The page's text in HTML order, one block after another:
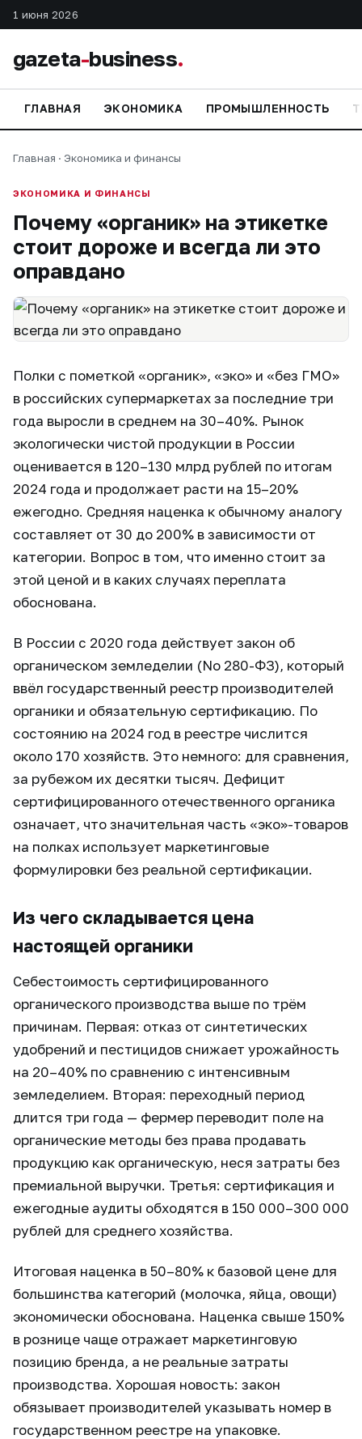
1 июня 2026
gazeta-business.
ГЛАВНАЯ ЭКОНОМИКА ПРОМЫШЛЕННОСТЬ
Главная · Экономика и финансы
ЭКОНОМИКА И ФИНАНСЫ
Почему «органик» на этикетке
стоит дороже и всегда ли это
оправдано
Полки с пометкой «органик», «эко» и «без ГМО»
в российских супермаркетах за последние три
года выросли в среднем на 30–40%. Рынок
экологически чистой продукции в России
оценивается в 120–130 млрд рублей по итогам
2024 года и продолжает расти на 15–20%
ежегодно. Средняя наценка к обычному аналогу
составляет от 30 до 200% в зависимости от
категории. Вопрос в том, что именно стоит за
этой ценой и в каких случаях переплата
обоснована.
В России с 2020 года действует закон об
органическом земледелии (No 280-ФЗ), который
ввёл государственный реестр производителей
органики и обязательную сертификацию. По
состоянию на 2024 год в реестре числится
около 170 хозяйств. Это немного: для сравнения,
за рубежом их десятки тысяч. Дефицит
сертифицированного отечественного органика
означает, что значительная часть «эко»-товаров
на полках использует маркетинговые
формулировки без реальной сертификации.
Из чего складывается цена
настоящей органики
Себестоимость сертифицированного
органического производства выше по трём
причинам. Первая: отказ от синтетических
удобрений и пестицидов снижает урожайность
на 20–40% по сравнению с интенсивным
земледелием. Вторая: переходный период
длится три года — фермер переводит поле на
органические методы без права продавать
продукцию как органическую, неся затраты без
премиальной выручки. Третья: сертификация и
ежегодные аудиты обходятся в 150 000–300 000
рублей для среднего хозяйства.
Итоговая наценка в 50–80% к базовой цене для
большинства категорий (молочка, яйца, овощи)
экономически обоснована. Наценка свыше 150%
в рознице чаще отражает маркетинговую
позицию бренда, а не реальные затраты
производства. Хорошая новость: закон
обязывает производителей указывать номер в
государственном реестре на упаковке.